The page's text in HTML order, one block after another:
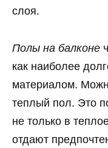
слоя.
Полы на балконе
как наиболее
материалом.
теплый пол. Это
не только в
отдают